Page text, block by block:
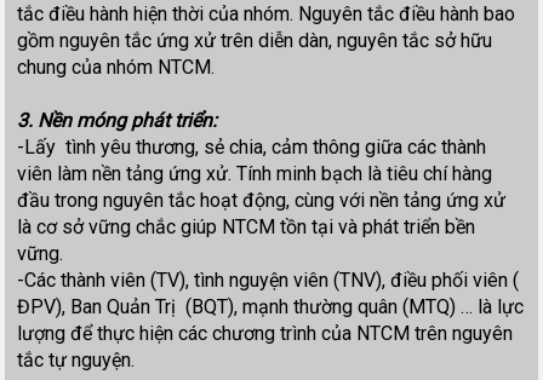
tắc điều hành hiện thời của nhóm. Nguyên tắc điều hành bao
gồm nguyên tắc ứng xử trên diễn dàn, nguyên tắc sở hữu
chung của nhóm NTCM.
3. Nền móng phát triển:
-Lấy tình yêu thương, sẻ chia, cảm thông giữa các thành
viên làm nền tảng ứng xử. Tính minh bạch là tiêu chí hàng
đầu trong nguyên tắc hoạt động, cùng với nền tảng ứng xử
là cơ sở vững chắc giúp NTCM tồn tại và phát triển bền
vững.
-Các thành viên (TV), tình nguyện viên (TNV), điều phối viên (
ĐPV), Ban Quản Trị (BQT), mạnh thường quân (MTQ) … là lực
lượng để thực hiện các chương trình của NTCM trên nguyên
tắc tự nguyện.